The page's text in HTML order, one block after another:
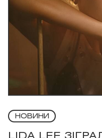
НОВИНИ